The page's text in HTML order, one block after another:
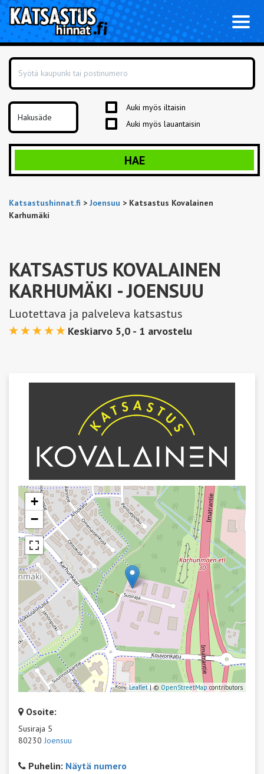
Auki myös iltaisin
Auki myös lauantaisin
HAE
Katsastushinnat.fi > Joensuu > Katsastus Kovalainen
Karhumäki
KATSASTUS KOVALAINEN
KARHUMÄKI - JOENSUU
Luotettava ja palveleva katsastus
Keskiarvo 5,0 - 1 arvostelu
+
−
Leaflet | © OpenStreetMap contributors
Osoite:
Susiraja 5
80230 Joensuu
Puhelin: Näytä numero